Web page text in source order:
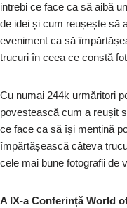
intrebi ce face ca să aibă
de idei și cum reușește să
eveniment ca să
trucuri în ceea ce constă
Cu numai 244k urmăritori
povestească cum a reușit
ce face ca să își mențină
împărtășească câteva
cele mai bune fotografii de
A IX-a Conferință World